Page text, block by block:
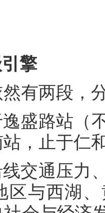
擎
有两段，
盛路站（
，止于仁
交通压力
区与西湖